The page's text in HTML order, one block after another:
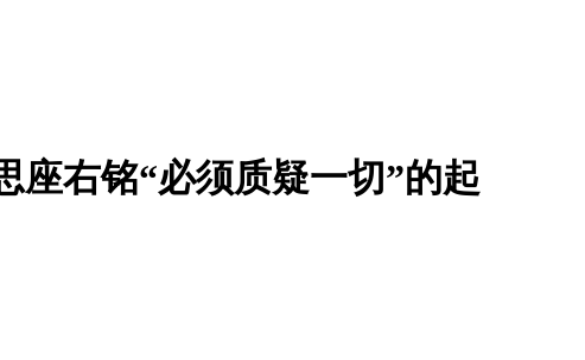
座右铭“必须质疑一切”的起